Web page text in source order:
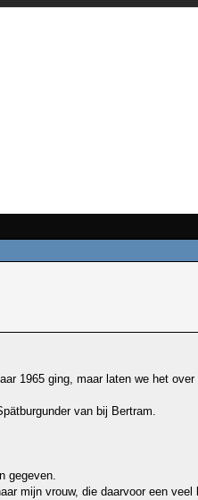
1965 ging, maar laten we het over
van bij Bertram.
gegeven.
mijn vrouw, die daarvoor een